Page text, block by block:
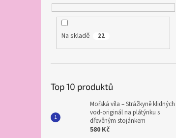
Na skladě 22
Top 10 produktů
Mořská víla – Strážkyně klidných
vod-originál na plátýnku s
dřevěným stojánkem
580 Kč